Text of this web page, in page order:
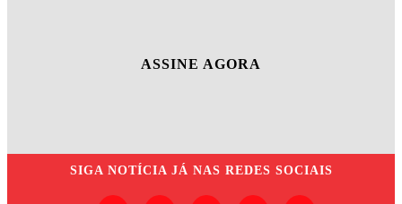
ASSINE AGORA
SIGA NOTÍCIA JÁ NAS REDES SOCIAIS